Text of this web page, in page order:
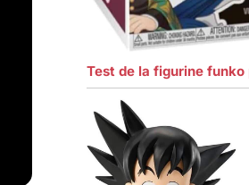
Test de la figurine